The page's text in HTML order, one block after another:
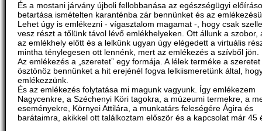
És a mostani járvány újboli fellobbanása az egészségügyi
betartása ismételten karanténba zár bennünket és az
Lehet úgy is emlékezni - vígasztalom magamat -, hogy csak
vesz részt a tőlünk távol lévő emlékhelyeken. Ott állunk a szobor,
az emlékhely előtt és a lelkünk ugyan úgy elégedett a virtuális
mintha ténylegesen ott lennénk, mert az emlékezés a szívből jön.
Az emlékezés a „szeretet” egy formája. A lélek terméke a szeretet
ösztönöz bennünket a hit erejénél fogva lelkiismeretünk által,
emlékezzünk.
És az emlékezés folytatása mi magunk vagyunk. Így emlékezem
Nagycenkre, a Széchenyi Köri tagokra, a múzeumi termekre, a
eseményekre, Környei Attilára, a munkatárs feleségére Ágira és
barátaimra, akikkel ott találkoztam először és a kapcsolat már 45